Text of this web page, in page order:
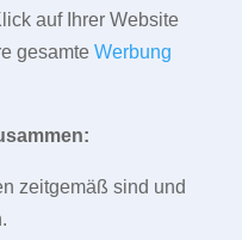
auf Ihrer Website
gesamte Werbung
zeitgemäß sind und